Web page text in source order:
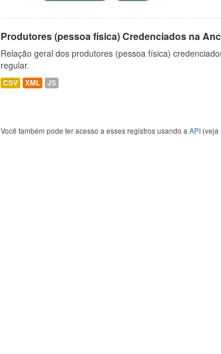
Produtores (pessoa física) Credenciados na
Relação geral dos produtores (pessoa física)
regular.
CSV XML JS
Você também pode ter acesso a esses registros usando a API (veja